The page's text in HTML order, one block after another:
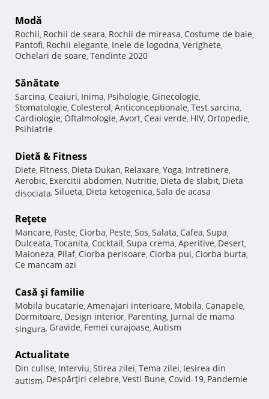
Modă
Rochii, Rochii de seara, Rochii de mireasa, Costume de baie,
Pantofi, Rochii elegante, Inele de logodna, Verighete,
Ochelari de soare, Tendinte 2020
Sănătate
Sarcina, Ceaiuri, Inima, Psihologie, Ginecologie,
Stomatologie, Colesterol, Anticonceptionale, Test sarcina,
Cardiologie, Oftalmologie, Avort, Ceai verde, HIV, Ortopedie,
Psihiatrie
Dietă & Fitness
Diete, Fitness, Dieta Dukan, Relaxare, Yoga, Intretinere,
Aerobic, Exercitii abdomen, Nutritie, Dieta de slabit, Dieta
disociata, Silueta, Dieta ketogenica, Sala de acasa
Reţete
Mancare, Paste, Ciorba, Peste, Sos, Salata, Cafea, Supa,
Dulceata, Tocanita, Cocktail, Supa crema, Aperitive, Desert,
Maioneza, Pilaf, Ciorba perisoare, Ciorba pui, Ciorba burta,
Ce mancam azi
Casă şi familie
Mobila bucatarie, Amenajari interioare, Mobila, Canapele,
Dormitoare, Design interior, Parenting, Jurnal de mama
singura, Gravide, Femei curajoase, Autism
Actualitate
Din culise, Interviu, Stirea zilei, Tema zilei, Iesirea din
autism, Despărţiri celebre, Vesti Bune, Covid-19, Pandemie